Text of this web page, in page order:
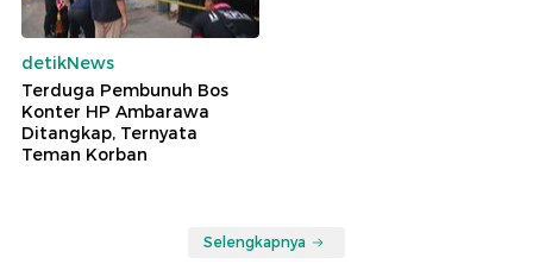
detikNews
Terduga Pembunuh Bos
Konter HP Ambarawa
Ditangkap, Ternyata
Teman Korban
Selengkapnya